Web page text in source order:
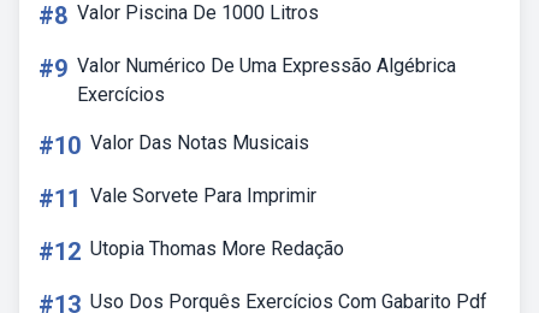
#8 Valor Piscina De 1000 Litros
#9 Valor Numérico De Uma Expressão Algébrica
Exercícios
#10 Valor Das Notas Musicais
#11 Vale Sorvete Para Imprimir
#12 Utopia Thomas More Redação
#13 Uso Dos Porquês Exercícios Com Gabarito Pdf